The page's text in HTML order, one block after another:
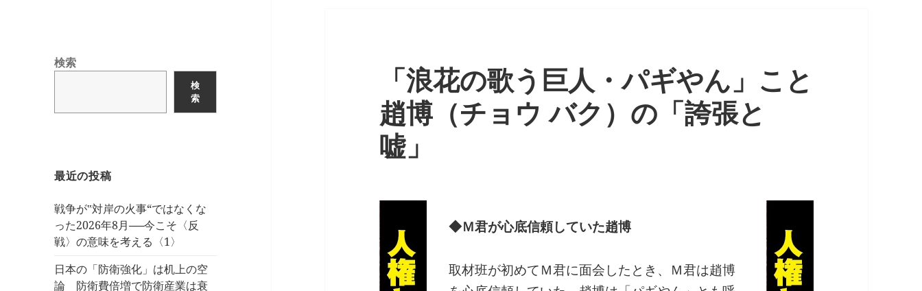
検索
検
索
最近の投稿
戦争が‟対岸の火事“ではなくな
った2026年8月──今こそ〈反
戦〉の意味を考える〈1〉
日本の「防衛強化」は机上の空
論 防衛費倍増で防衛産業は衰
「浪花の歌う巨人・パギやん」こと
趙博（チョウ バク）の「誇張と
嘘」
◆Ｍ君が心底信頼していた趙博
取材班が初めてＭ君に面会したとき、Ｍ君は趙博